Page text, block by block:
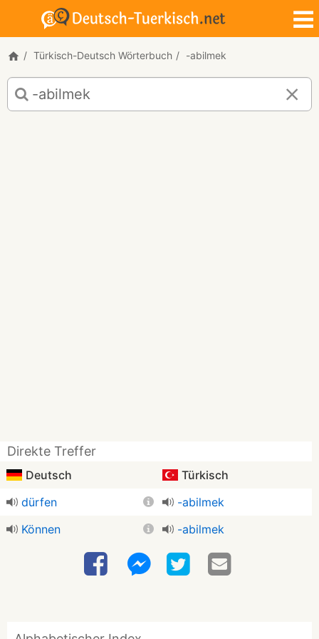
Türkisch-Deutsch Wörterbuch -abilmek
Türkisch-
Deutsch
Übersetzung
Direkte Treffer
Deutsch
Türkisch
dürfen
-abilmek
Können
-abilmek